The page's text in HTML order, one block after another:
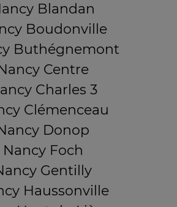
Blandan
Boudonville
Buthégnemont
Centre
Charles 3
Clémenceau
Donop
Nancy Foch
Gentilly
Haussonville